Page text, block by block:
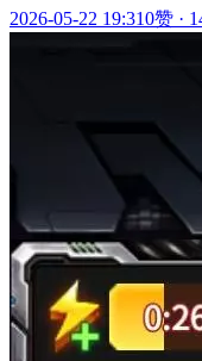
2026-05-22 19:310赞 ·